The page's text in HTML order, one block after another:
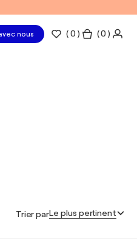
nous (0 ) ( 0 )
Trier parLe plus pertinent